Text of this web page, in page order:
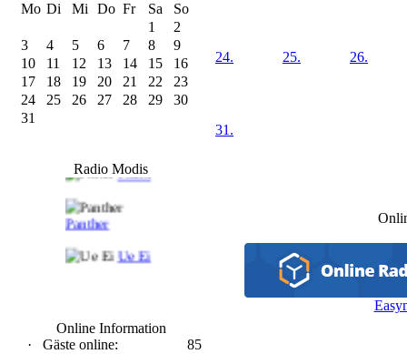
Mo Di Mi Do Fr Sa
So
1
2
3
4 5 6 7 8
9
10
11 12 13 14 15
16
17
18 19 20 21 22
23
24
25 26 27 28 29
30
31
Radio Modis
Frank
Panther
Ue Ei
Online Information
·
Gäste online:
85
24. 25. 26.
31.